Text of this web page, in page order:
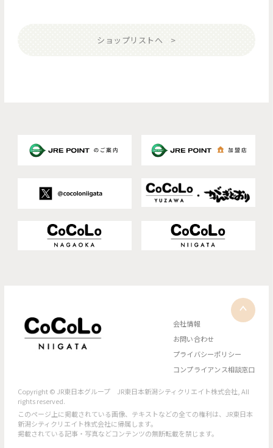
ショップリストへ
会社情報
お問い合わせ
プライバシーポリシー
コンプライアンス相談窓口
Copyright © JR東日本グループ JR東日本新潟シティクリエイト株式会社, All
rights reserved.
このページ上に掲載されている画像、テキストなどの全ての権利は、JR東日本
新潟シティクリエイト株式会社に帰属します。
掲載されている記事・写真などコンテンツの無断転載を禁じます。